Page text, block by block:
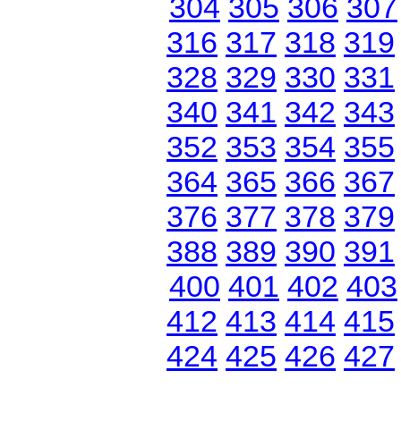
304 305 306 307
316 317 318 319
328 329 330 331
340 341 342 343
352 353 354 355
364 365 366 367
376 377 378 379
388 389 390 391
400 401 402 403
412 413 414 415
424 425 426 427